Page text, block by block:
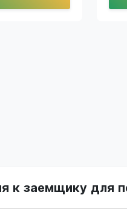
к заемщику для